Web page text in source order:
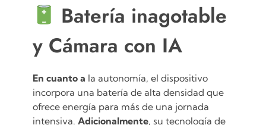
Batería inagotable
y Cámara con IA
En cuanto a la autonomía, el dispositivo
incorpora una batería de alta densidad que
ofrece energía para más de una jornada
intensiva. Adicionalmente, su tecnología de